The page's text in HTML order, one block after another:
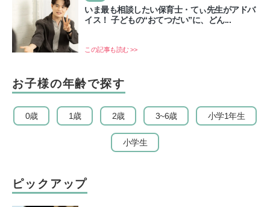
いま最も相談したい保育士・てぃ先生がアドバ
イス！ 子どもの“おてつだい”に、どん...
この記事も読む >>
お子様の年齢で探す
0歳 1歳 2歳 3~6歳 小学1年生
小学生
ピックアップ